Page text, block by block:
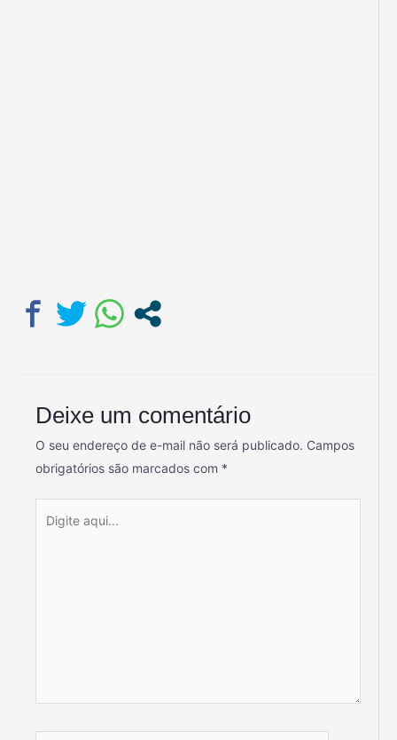
Deixe um comentário
O seu endereço de e-mail não será publicado. Campos
obrigatórios são marcados com *